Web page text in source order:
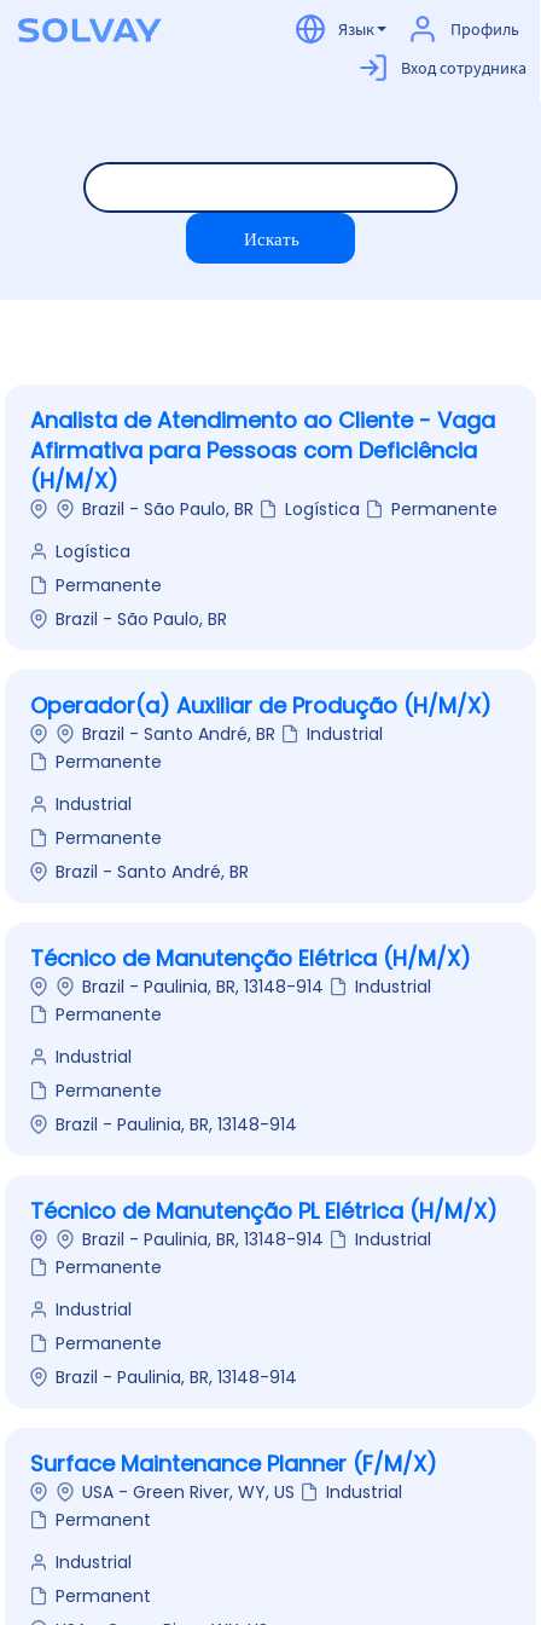
Язык
Профиль
Вход сотрудника
Analista de Atendimento ao Cliente - Vaga
Afirmativa para Pessoas com Deficiência
(H/M/X)
Brazil - São Paulo, BR Logística Permanente
Brazil - São Paulo, BR
Logística
Permanente
Operador(a) Auxiliar de Produção (H/M/X)
Brazil - Santo André, BR
Industrial
Permanente
Brazil - Santo André, BR
Industrial
Permanente
Técnico de Manutenção Elétrica (H/M/X)
Brazil - Paulinia, BR, 13148-914
Industrial
Permanente
Brazil - Paulinia, BR, 13148-914
Industrial
Permanente
Técnico de Manutenção PL Elétrica (H/M/X)
Brazil - Paulinia, BR, 13148-914
Industrial
Permanente
Brazil - Paulinia, BR, 13148-914
Industrial
Permanente
Surface Maintenance Planner (F/M/X)
USA - Green River, WY, US
Industrial
Permanent
Industrial
Permanent